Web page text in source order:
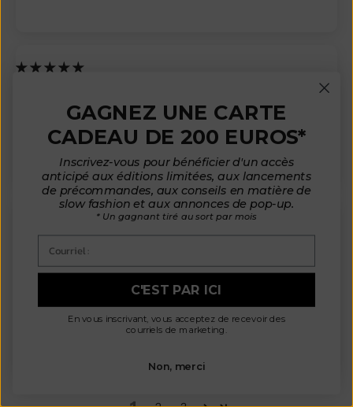
Aix-en-Provence, FR
Extra doux, extra chaud, extra beau. Je l’adore!
Paris, FR
d'abord, sa matière ensuite.elle est chaude douce et légère. Je
vais surment en commander une 2è !
GAGNEZ UNE CARTE
CADEAU DE 200 EUROS*
Inscrivez-vous pour bénéficier d'un accès
anticipé aux éditions limitées, aux lancements
de précommandes, aux conseils en matière de
slow fashion et aux annonces de pop-up.
* Un gagnant tiré au sort par mois
C'EST PAR ICI
En vous inscrivant, vous acceptez de recevoir des
courriels de marketing.
Non, merci